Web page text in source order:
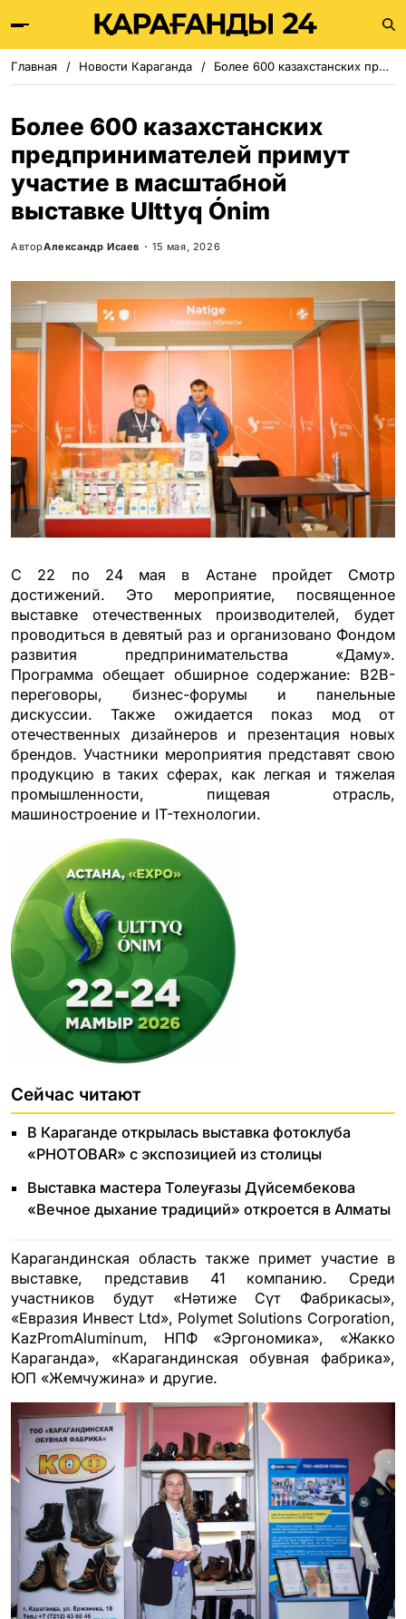
Главная Новости Караганда Более 600 казахстанских предпринимателей примут участие в масштабной выставке Ulttyq Ónim
Более 600 казахстанских
предпринимателей примут
участие в масштабной
выставке Ulttyq Ónim
АвторАлександр Исаев 15 мая, 2026
С 22 по 24 мая в Астане пройдет Смотр
достижений. Это мероприятие, посвященное
выставке отечественных производителей, будет
проводиться в девятый раз и организовано Фондом
развития предпринимательства «Даму».
Программа обещает обширное содержание: B2B-
переговоры, бизнес-форумы и панельные
дискуссии. Также ожидается показ мод от
отечественных дизайнеров и презентация новых
брендов. Участники мероприятия представят свою
продукцию в таких сферах, как легкая и тяжелая
промышленности, пищевая отрасль,
машиностроение и IT-технологии.
Сейчас читают
В Караганде открылась выставка фотоклуба
«PHOTOBAR» с экспозицией из столицы
Выставка мастера Толеуғазы Дүйсембекова
«Вечное дыхание традиций» откроется в Алматы
Карагандинская область также примет участие в
выставке, представив 41 компанию. Среди
участников будут «Нәтиже Сүт Фабрикасы»,
«Евразия Инвест Ltd», Polymet Solutions Corporation,
KazPromAluminum, НПФ «Эргономика», «Жакко
Караганда», «Карагандинская обувная фабрика»,
ЮП «Жемчужина» и другие.